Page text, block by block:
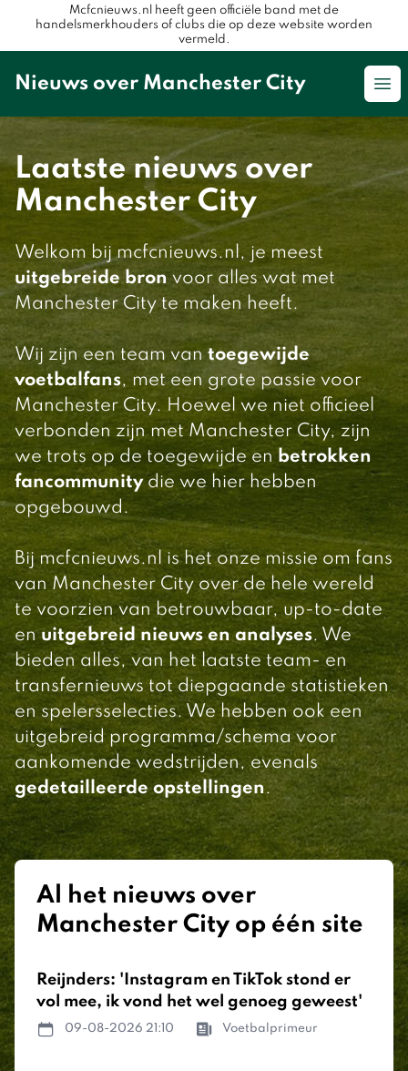
Mcfcnieuws.nl heeft geen officiële band met de
handelsmerkhouders of clubs die op deze website worden
vermeld.
Nieuws over Manchester City
Laatste nieuws over
Manchester City
Welkom bij mcfcnieuws.nl, je meest
uitgebreide bronvoor alles wat met
Manchester City te maken heeft.
Wij zijn een team van toegewijde
voetbalfans, met een grote passie voor
Manchester City. Hoewel we niet officieel
verbonden zijn met Manchester City, zijn
we trots op de toegewijde en betrokken
fancommunitydie we hier hebben
opgebouwd.
Bij mcfcnieuws.nl is het onze missie om fans
van Manchester City over de hele wereld
te voorzien van betrouwbaar, up-to-date
en uitgebreid nieuws en analyses. We
bieden alles, van het laatste team- en
transfernieuws tot diepgaande statistieken
en spelersselecties. We hebben ook een
uitgebreid programma/schema voor
aankomende wedstrijden, evenals
gedetailleerde opstellingen.
Al het nieuws over
Manchester City op één site
Reijnders: 'Instagram en TikTok stond er
vol mee, ik vond het wel genoeg geweest'
09-08-2026 21:10 Voetbalprimeur